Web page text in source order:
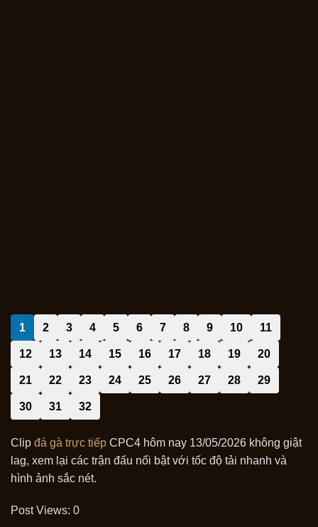
1 2 3 4 5 6 7 8 9 10 11
12 13 14 15 16 17 18 19 20
21 22 23 24 25 26 27 28 29
30 31 32
Clip đá gà trực tiếp CPC4 hôm nay 13/05/2026 không giật
lag, xem lại các trận đấu nổi bật với tốc độ tải nhanh và
hình ảnh sắc nét.
Post Views: 0